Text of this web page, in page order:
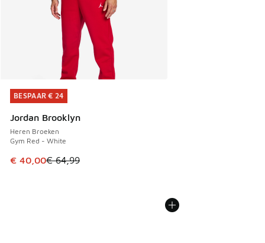
BESPAAR € 24
Jordan Brooklyn
Heren Broeken
Gym Red - White
Dit artikel is in de uitverkoop. Dit artikel is in de
€ 40,00€ 64,99
BESPAAR € 24